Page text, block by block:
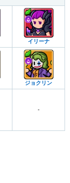
イリーナ
ジョクリン
-